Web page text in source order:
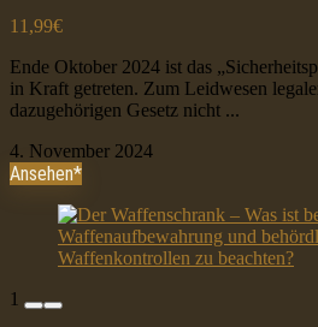
11,99€
Ende Oktober 2024 ist das
in Kraft getreten. Zum Leidwesen
dazugehörigen Gesetz nicht ...
4. November 2024
Ansehen*
1